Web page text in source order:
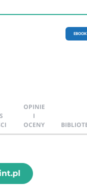
EBOOK
OPINIE
I
OCENY